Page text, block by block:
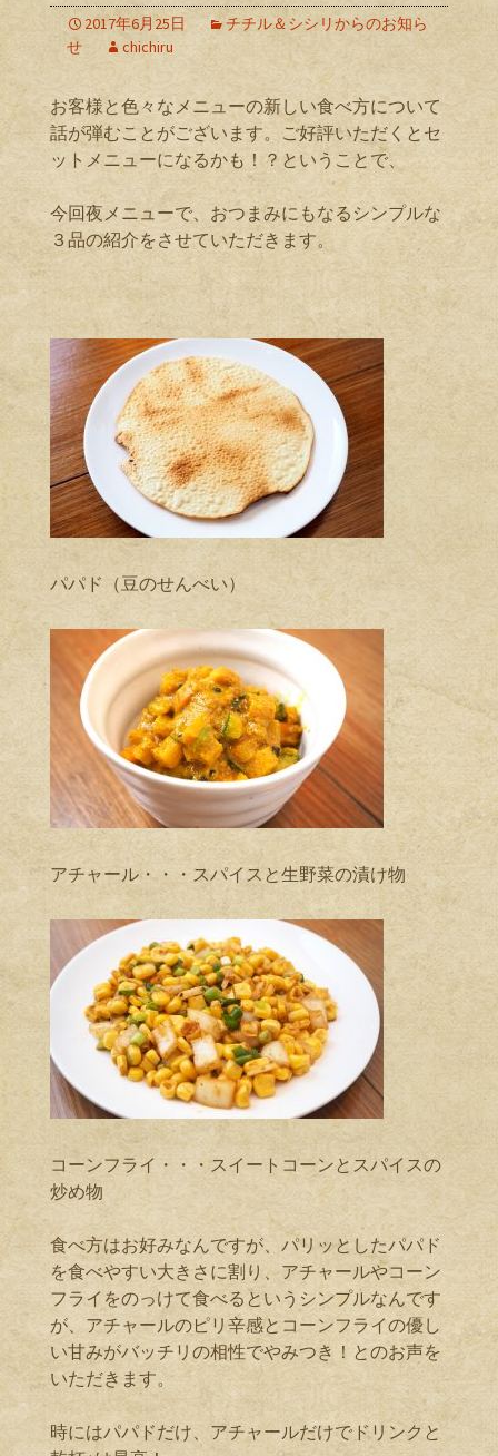
2017年6月25日
チチル＆シシリからのお知ら
せ
chichiru
お客様と色々なメニューの新しい食べ方について
話が弾むことがございます。ご好評いただくとセ
ットメニューになるかも！？ということで、
今回夜メニューで、おつまみにもなるシンプルな
３品の紹介をさせていただきます。
パパド（豆のせんべい）
アチャール・・・スパイスと生野菜の漬け物
コーンフライ・・・スイートコーンとスパイスの
炒め物
食べ方はお好みなんですが、パリッとしたパパド
を食べやすい大きさに割り、アチャールやコーン
フライをのっけて食べるというシンプルなんです
が、アチャールのピリ辛感とコーンフライの優し
い甘みがバッチリの相性でやみつき！とのお声を
いただきます。
時にはパパドだけ、アチャールだけでドリンクと